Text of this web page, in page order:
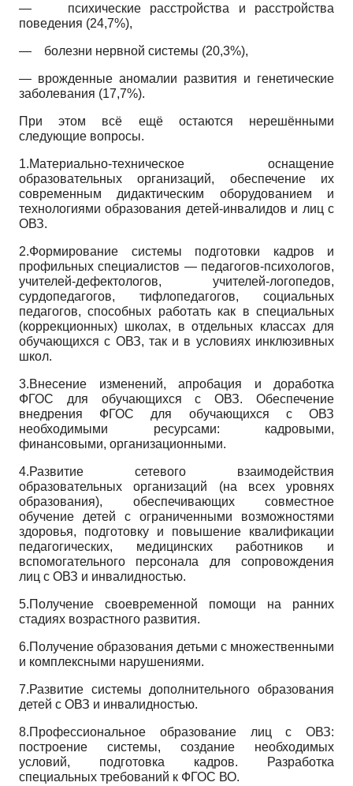
— психические расстройства и расстройства
поведения (24,7%),
— болезни нервной системы (20,3%),
— врожденные аномалии развития и генетические
заболевания (17,7%).
При этом всё ещё остаются нерешёнными
следующие вопросы.
1.Материально-техническое оснащение
образовательных организаций, обеспечение их
современным дидактическим оборудованием и
технологиями образования детей-инвалидов и лиц с
ОВЗ.
2.Формирование системы подготовки кадров и
профильных специалистов — педагогов-психологов,
учителей-дефектологов, учителей-логопедов,
сурдопедагогов, тифлопедагогов, социальных
педагогов, способных работать как в специальных
(коррекционных) школах, в отдельных классах для
обучающихся с ОВЗ, так и в условиях инклюзивных
школ.
3.Внесение изменений, апробация и доработка
ФГОС для обучающихся с ОВЗ. Обеспечение
внедрения ФГОС для обучающихся с ОВЗ
необходимыми ресурсами: кадровыми,
финансовыми, организационными.
4.Развитие сетевого взаимодействия
образовательных организаций (на всех уровнях
образования), обеспечивающих совместное
обучение детей с ограниченными возможностями
здоровья, подготовку и повышение квалификации
педагогических, медицинских работников и
вспомогательного персонала для сопровождения
лиц с ОВЗ и инвалидностью.
5.Получение своевременной помощи на ранних
стадиях возрастного развития.
6.Получение образования детьми с множественными
и комплексными нарушениями.
7.Развитие системы дополнительного образования
детей с ОВЗ и инвалидностью.
8.Профессиональное образование лиц с ОВЗ:
построение системы, создание необходимых
условий, подготовка кадров. Разработка
специальных требований к ФГОС ВО.